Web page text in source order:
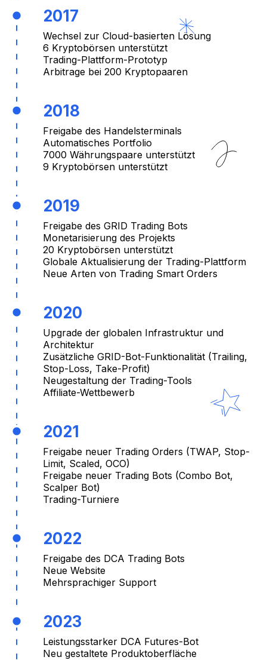
2017
Wechsel zur Cloud-basierten Lösung
6 Kryptobörsen unterstützt
Trading-Plattform-Prototyp
Arbitrage bei 200 Kryptopaaren
2018
Freigabe des Handelsterminals
Automatisches Portfolio
7000 Währungspaare unterstützt
9 Kryptobörsen unterstützt
2019
Freigabe des GRID Trading Bots
Monetarisierung des Projekts
20 Kryptobörsen unterstützt
Globale Aktualisierung der Trading-Plattform
Neue Arten von Trading Smart Orders
2020
Upgrade der globalen Infrastruktur und
Architektur
Zusätzliche GRID-Bot-Funktionalität (Trailing,
Stop-Loss, Take-Profit)
Neugestaltung der Trading-Tools
Affiliate-Wettbewerb
2021
Freigabe neuer Trading Orders (TWAP, Stop-
Limit, Scaled, OCO)
Freigabe neuer Trading Bots (Combo Bot,
Scalper Bot)
Trading-Turniere
2022
Freigabe des DCA Trading Bots
Neue Website
Mehrsprachiger Support
2023
Leistungsstarker DCA Futures-Bot
Neu gestaltete Produktoberfläche